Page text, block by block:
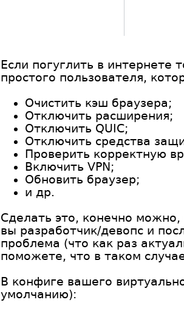
Если погуглить в
простого пользователя,
Очистить кэш браузера;
Отключить расширения;
Отключить QUIC;
Отключить средства
Проверить корректную
Включить VPN;
Обновить браузер;
и др.
Сделать это, конечно
вы разработчик/девопс и
проблема (что как раз
поможете, что в таком
В конфиге вашего
умолчанию):